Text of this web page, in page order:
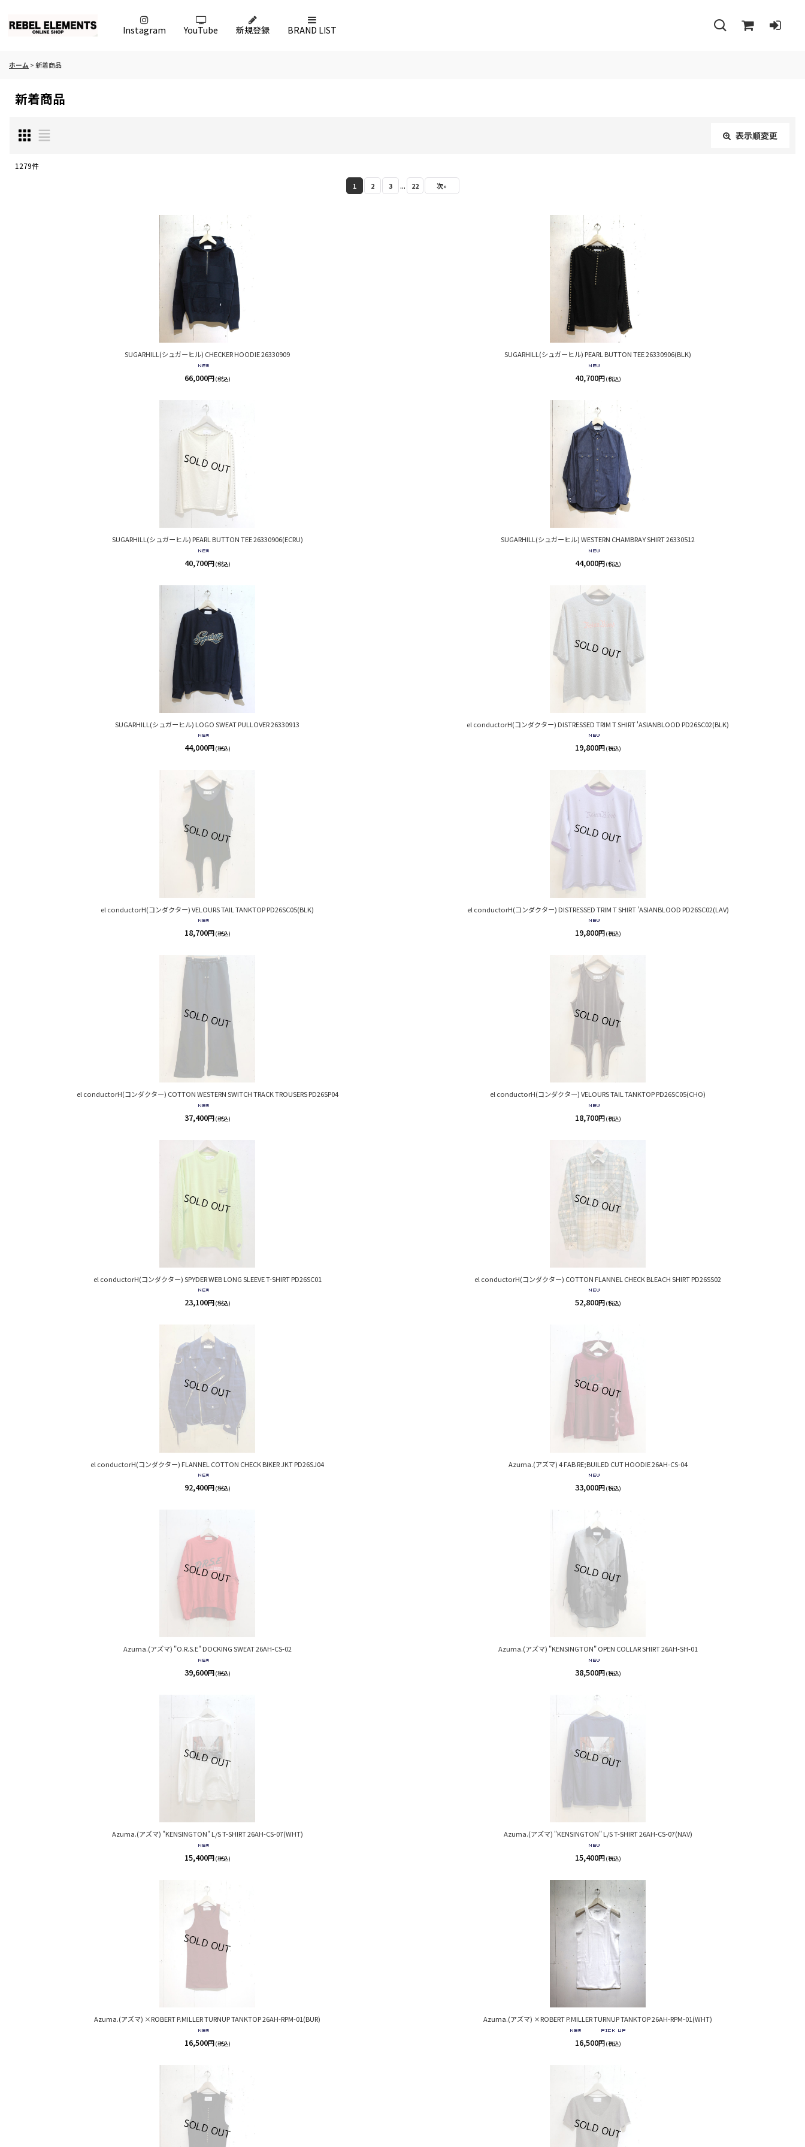
Instagram YouTube 新規登録 BRAND LIST
ホーム > 新着商品
新着商品
表示順変更
1279件
1 2 3 ... 22 次»
SUGARHILL(シュガーヒル) CHECKER HOODIE 26330909
66,000円(税込)
SUGARHILL(シュガーヒル) PEARL BUTTON TEE 26330906(BLK)
40,700円(税込)
SUGARHILL(シュガーヒル) PEARL BUTTON TEE 26330906(ECRU)
40,700円(税込)
SUGARHILL(シュガーヒル) WESTERN CHAMBRAY SHIRT 26330512
44,000円(税込)
SUGARHILL(シュガーヒル) LOGO SWEAT PULLOVER 26330913
44,000円(税込)
el conductorH(コンダクター) DISTRESSED TRIM T SHIRT 'ASIANBLOOD PD26SC02(BLK)
19,800円(税込)
el conductorH(コンダクター) VELOURS TAIL TANKTOP PD26SC05(BLK)
18,700円(税込)
el conductorH(コンダクター) DISTRESSED TRIM T SHIRT 'ASIANBLOOD PD26SC02(LAV)
19,800円(税込)
el conductorH(コンダクター) COTTON WESTERN SWITCH TRACK TROUSERS PD26SP04
37,400円(税込)
el conductorH(コンダクター) VELOURS TAIL TANKTOP PD26SC05(CHO)
18,700円(税込)
el conductorH(コンダクター) SPYDER WEB LONG SLEEVE T-SHIRT PD26SC01
23,100円(税込)
el conductorH(コンダクター) COTTON FLANNEL CHECK BLEACH SHIRT PD26SS02
52,800円(税込)
el conductorH(コンダクター) FLANNEL COTTON CHECK BIKER JKT PD26SJ04
92,400円(税込)
Azuma.(アズマ) 4 FAB RE;BUILED CUT HOODIE 26AH-CS-04
33,000円(税込)
Azuma.(アズマ) "O.R.S.E" DOCKING SWEAT 26AH-CS-02
39,600円(税込)
Azuma.(アズマ) "KENSINGTON" OPEN COLLAR SHIRT 26AH-SH-01
38,500円(税込)
Azuma.(アズマ) "KENSINGTON" L/S T-SHIRT 26AH-CS-07(WHT)
15,400円(税込)
Azuma.(アズマ) "KENSINGTON" L/S T-SHIRT 26AH-CS-07(NAV)
15,400円(税込)
Azuma.(アズマ) ×ROBERT P.MILLER TURNUP TANKTOP 26AH-RPM-01(BUR)
16,500円(税込)
Azuma.(アズマ) ×ROBERT P.MILLER TURNUP TANKTOP 26AH-RPM-01(WHT)
16,500円(税込)